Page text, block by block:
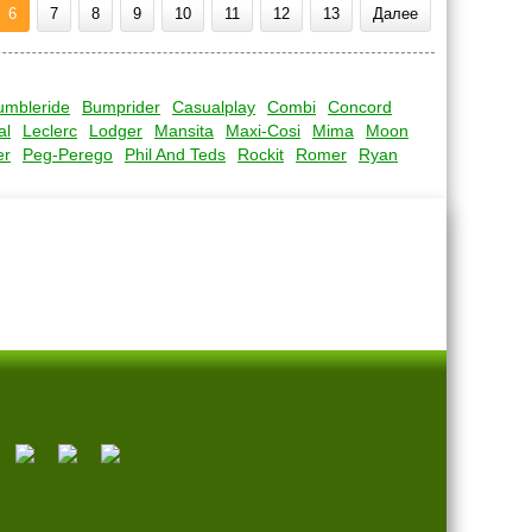
6 7 8 9 10 11 12 13 Далее
Bumprider Casualplay Combi
Concord
Leclerc Lodger Mansita Maxi-Cosi Mima
Moon
Peg-Perego Phil And Teds Rockit Romer Ryan